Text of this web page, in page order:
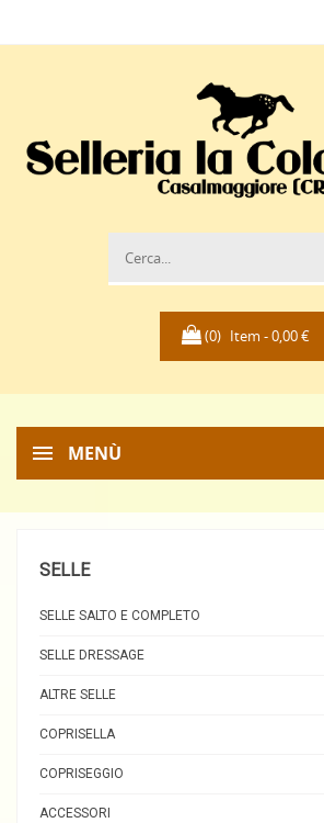
(0) Item -0,00 €
MENÙ
SELLE
SELLE SALTO E COMPLETO
SELLE DRESSAGE
ALTRE SELLE
COPRISELLA
COPRISEGGIO
ACCESSORI